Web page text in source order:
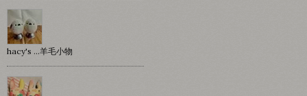
hacy's …羊毛小物